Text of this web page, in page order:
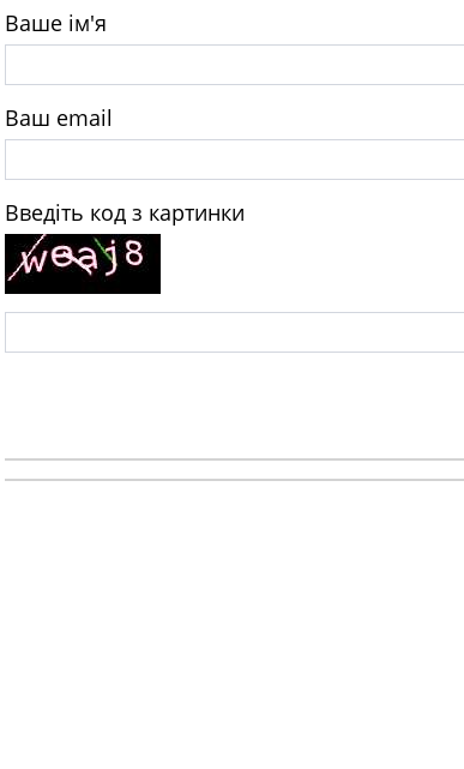
Ваше ім'я
Ваш email
Введіть код з картинки